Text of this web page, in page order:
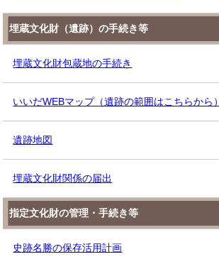
埋蔵文化財（遺跡）の手続き等
埋蔵文化財包蔵地の手続き
いいだWEBマップ（遺跡の範囲はこちらから）
遺跡地図
埋蔵文化財関係の届出
指定文化財の管理・手続き等
史跡名勝の保存活用計画